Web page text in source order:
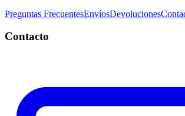
Preguntas FrecuentesEnvíosDevoluciones
Contacto